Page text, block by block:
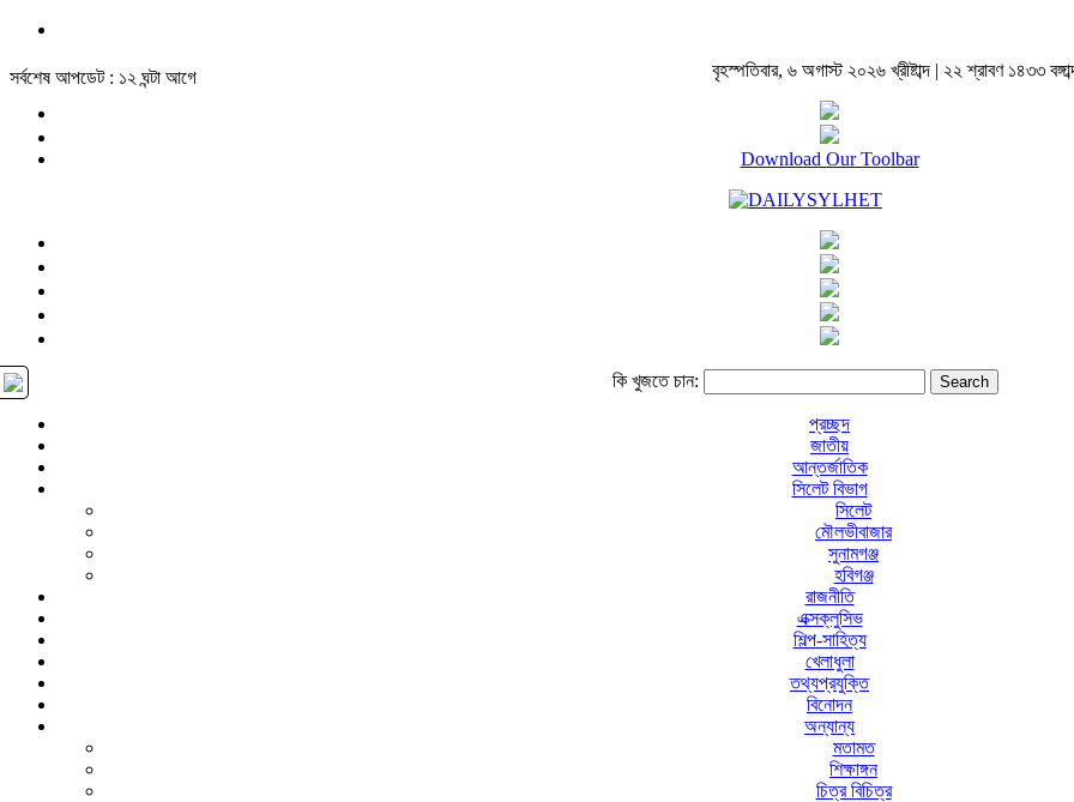
সর্বশেষ আপডেট : ১২ ঘন্টা আগে বৃহস্পতিবার, ৬ অগাস্ট ২০২৬ খ্রীষ্টাব্দ | ২২ শ্রাবণ ১৪৩৩
Download Our Toolbar
কি খুজতে চান:
প্রচ্ছদ
জাতীয়
আন্তর্জাতিক
সিলেট বিভাগ
সিলেট
মৌলভীবাজার
সুনামগঞ্জ
হবিগঞ্জ
রাজনীতি
এক্সক্লুসিভ
শিল্প-সাহিত্য
খেলাধুলা
তথ্যপ্রযুক্তি
বিনোদন
অন্যান্য
মতামত
শিক্ষাঙ্গন
চিত্র বিচিত্র